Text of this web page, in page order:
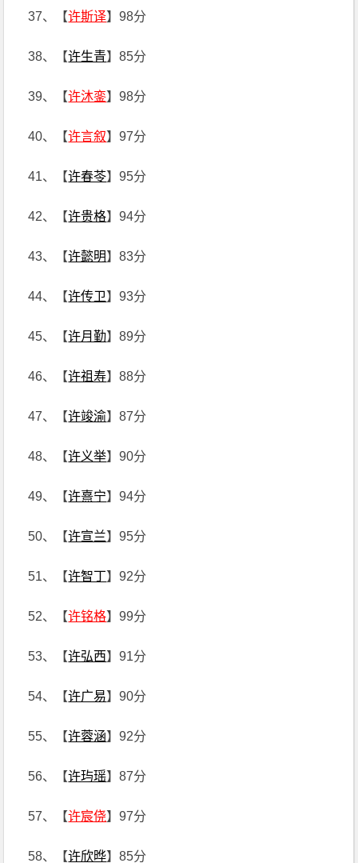
37、【许斯译】98分
38、【许生青】85分
39、【许沐銮】98分
40、【许言叙】97分
41、【许春苓】95分
42、【许贵格】94分
43、【许懿明】83分
44、【许传卫】93分
45、【许月勤】89分
46、【许祖寿】88分
47、【许竣渝】87分
48、【许义举】90分
49、【许熹宁】94分
50、【许宣兰】95分
51、【许智丁】92分
52、【许铭格】99分
53、【许弘西】91分
54、【许广易】90分
55、【许蓉涵】92分
56、【许玙瑶】87分
57、【许宸侥】97分
58、【许欣晔】85分